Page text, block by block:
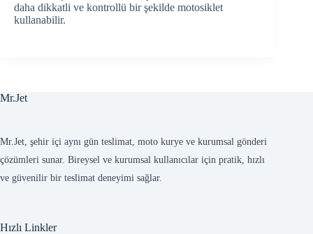
daha dikkatli ve kontrollü bir şekilde motosiklet
kullanabilir.
Mr.Jet
Mr.Jet, şehir içi aynı gün teslimat, moto kurye ve kurumsal gönderi
çözümleri sunar. Bireysel ve kurumsal kullanıcılar için pratik, hızlı
ve güvenilir bir teslimat deneyimi sağlar.
Hızlı Linkler